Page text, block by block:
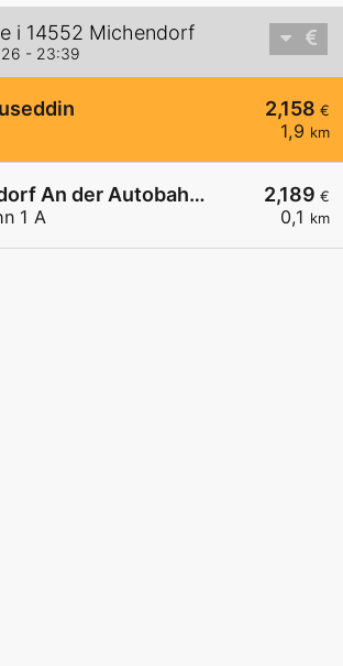
i 14552 Michendorf
- 23:39
2,158 €
1,9 km
2,189 €
0,1 km
Shell Michendorf An der Autobahn 1 A
1 A